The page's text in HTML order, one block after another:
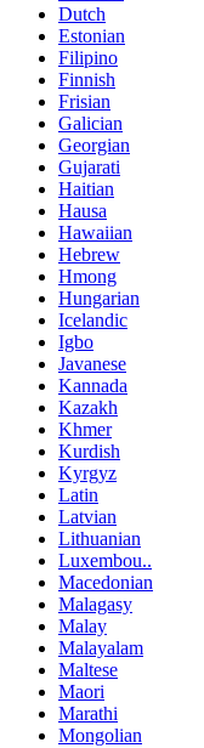
Dutch
Estonian
Filipino
Finnish
Frisian
Galician
Georgian
Gujarati
Haitian
Hausa
Hawaiian
Hebrew
Hmong
Hungarian
Icelandic
Igbo
Javanese
Kannada
Kazakh
Khmer
Kurdish
Kyrgyz
Latin
Latvian
Lithuanian
Luxembou..
Macedonian
Malagasy
Malay
Malayalam
Maltese
Maori
Marathi
Mongolian